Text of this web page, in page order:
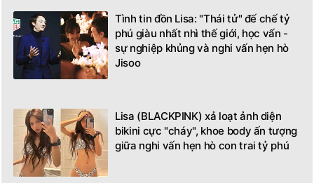
Tình tin đồn Lisa: "Thái tử" đế chế tỷ
phú giàu nhất nhì thế giới, học vấn -
sự nghiệp khủng và nghi vấn hẹn hò
Jisoo
Lisa (BLACKPINK) xả loạt ảnh diện
bikini cực "cháy", khoe body ấn tượng
giữa nghi vấn hẹn hò con trai tỷ phú